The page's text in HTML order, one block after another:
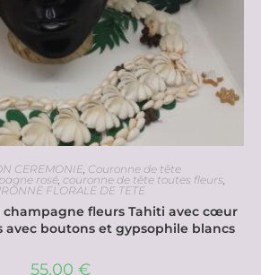
CEREMONIE, Couronne de tête
rosé, couronne de tête toutes fleurs,
FLORALE DE TETE
fleurs Tahiti avec cœur
avec boutons et gypsophile blancs
55,00 €